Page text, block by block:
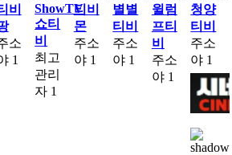
비
소
1
ShowTV
쇼티
비
최고
관리
자 1
티비
몬
주소
야 1
별별
티비
주소
야 1
윌럼
프티
비
주소
야 1
청양
티비
주소
야 1